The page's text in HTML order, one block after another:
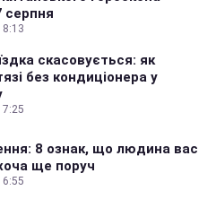
серпня
скасовується: як
без кондиціонера у
8 ознак, що людина вас
ще поруч